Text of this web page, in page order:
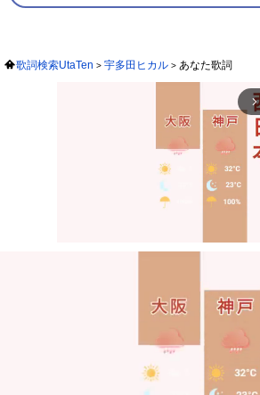
歌詞検索UtaTen 宇多田ヒカル あなた歌詞
arrow_forward_ios